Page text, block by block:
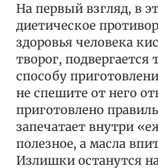
На первый взгляд, в
диетическое
здоровья человека
творог,
способу
не спешите от него
приготовлено
запечатает внутри
полезное, а масла
Излишки останутся